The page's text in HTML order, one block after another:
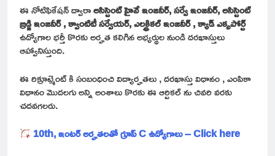
ఈ నోటిఫికేషన్ ద్వారాఅసిస్టెంట్ హైవే ఇంజనీర్, సర్వే ఇంజనీర్, అసిస్టెంట్
బ్రిడ్జి ఇంజనీర్ , క్వాంటిటీ సర్వేయర్, ఎలక్ట్రికల్ ఇంజనీర్ , క్యాడ్ ఎక్సపోర్ట్
ఉద్యోగాల భర్తీ కొరకు అర్హత కలిగిన అభ్యర్థుల నుండి దరఖాస్తులు
ఆహ్వానిస్తుంది.
ఈ రిక్రూట్మెంట్ కి సంబంధించి విద్యార్హతలు , దరఖాస్తు విధానం , ఎంపికా
విధానం మొదలగు అన్ని అంశాలు కొరకు ఈ ఆర్టికల్ ను చివరి వరకు
చదవగలరు.
10th, ఇంటర్ అర్హతలతో గ్రూప్ C ఉద్యోగాలు – Click here